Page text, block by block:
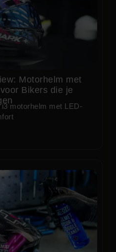
Motorhelm met
Bikers die je
motorhelm met LED-